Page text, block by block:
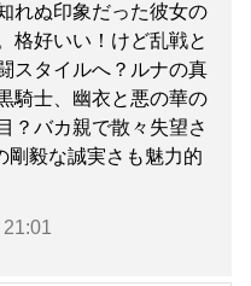
れぬ印象だった彼女の
格好いい！けど乱戦と
スタイルへ？ルナの真
騎士、幽衣と悪の華の
？バカ親で散々失望さ
剛毅な誠実さも魅力的